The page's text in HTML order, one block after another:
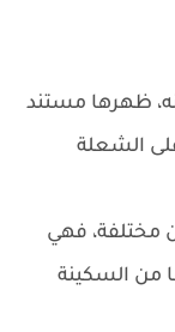
ظهرها مستند
على الشعلة
مختلفة، فهي
من السكينة